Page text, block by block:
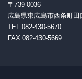
〒739-0036
広島県東広島市西条町田
TEL 082-430-5670
FAX 082-430-5669